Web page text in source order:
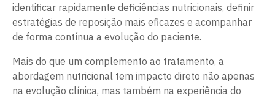
identificar rapidamente deficiências nutricionais, definir
estratégias de reposição mais eficazes e acompanhar
de forma contínua a evolução do paciente.
Mais do que um complemento ao tratamento, a
abordagem nutricional tem impacto direto não apenas
na evolução clínica, mas também na experiência do